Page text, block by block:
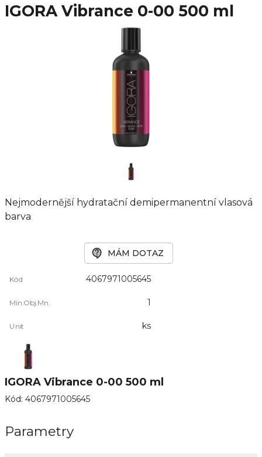
Kód 4067971005645
Min.Obj.Mn. 1
Unit ks
IGORA Vibrance 0-00 500 ml
Nejmodernější hydratační demipermanentní vlasová
barva
MÁM DOTAZ
IGORA Vibrance 0-00 500 ml
Kód: 4067971005645
Parametry